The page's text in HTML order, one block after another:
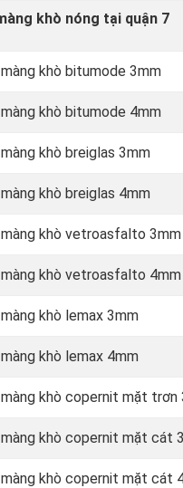
khò nóng tại quận 7
khò bitumode 3mm
khò bitumode 4mm
khò breiglas 3mm
khò breiglas 4mm
khò vetroasfalto 3mm
khò vetroasfalto 4mm
khò lemax 3mm
khò lemax 4mm
khò copernit mặt trơn
khò copernit mặt cát
khò copernit mặt cát